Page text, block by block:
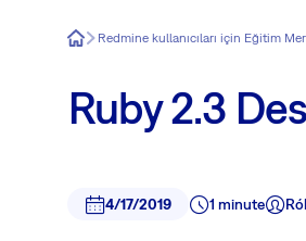
Easy8Redmine kullanıcıları için Eğitim
Ruby 2.3
4/17/2019 1 minute